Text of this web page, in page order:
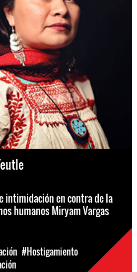
intimidación en contra de la
humanos Miryam Vargas
#Hostigamiento